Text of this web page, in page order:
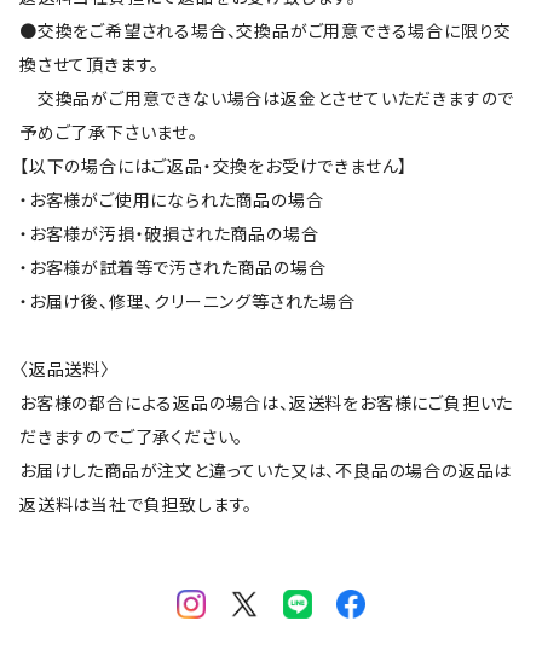
●交換をご希望される場合、交換品がご用意できる場合に限り交
換させて頂きます。
交換品がご用意できない場合は返金とさせていただきますので
予めご了承下さいませ。
【以下の場合にはご返品・交換をお受けできません】
・お客様がご使用になられた商品の場合
・お客様が汚損・破損された商品の場合
・お客様が試着等で汚された商品の場合
・お届け後、修理、クリーニング等された場合
〈返品送料〉
お客様の都合による返品の場合は、返送料をお客様にご負担いた
だきますのでご了承ください。
お届けした商品が注文と違っていた又は、不良品の場合の返品は
返送料は当社で負担致します。